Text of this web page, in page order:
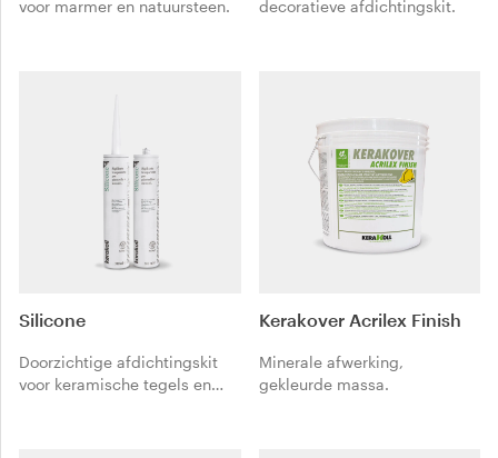
voor marmer en natuursteen.
decoratieve afdichtingskit.
Silicone
Doorzichtige afdichtingskit
voor keramische tegels en
Kerakover Acrilex Finish
Minerale afwerking,
gekleurde massa.